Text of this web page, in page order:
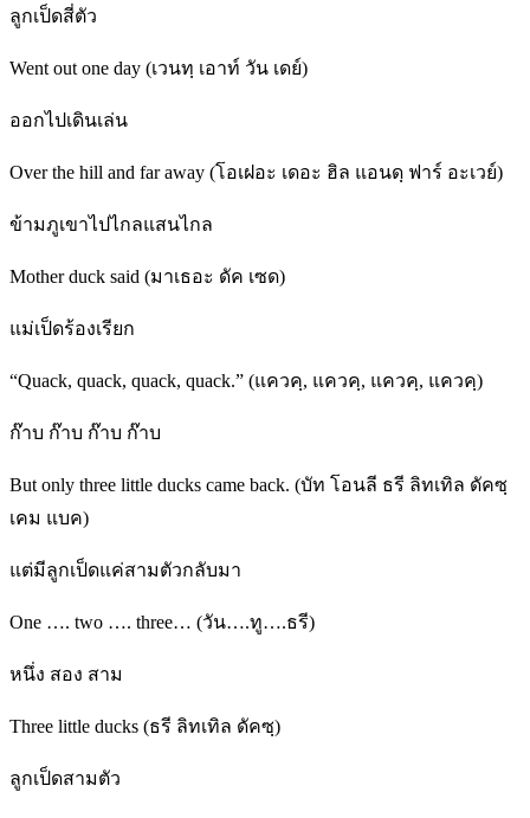
ลูกเป็ดสี่ตัว
Went out one day (เวนทฺ เอาท์ วัน เดย์)
ออกไปเดินเล่น
Over the hill and far away (โอเฝอะ เดอะ ฮิล แอนดฺ ฟาร์ อะเวย์)
ข้ามภูเขาไปไกลแสนไกล
Mother duck said (มาเธอะ ดัค เซด)
แม่เป็ดร้องเรียก
“Quack, quack, quack, quack.” (แควคฺ, แควคฺ, แควคฺ, แควคฺ)
ก๊าบ ก๊าบ ก๊าบ ก๊าบ
But only three little ducks came back. (บัท โอนลี ธรี ลิทเทิล ดัคซฺ
เคม แบค)
แต่มีลูกเป็ดแค่สามตัวกลับมา
One …. two …. three… (วัน….ทู….ธรี)
หนึ่ง สอง สาม
Three little ducks (ธรี ลิทเทิล ดัคซฺ)
ลูกเป็ดสามตัว